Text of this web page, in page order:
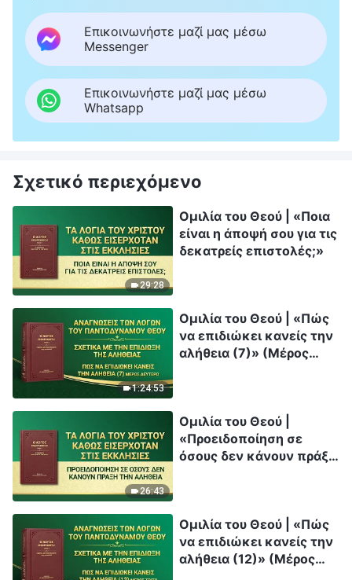
Επικοινωνήστε μαζί μας μέσω
Messenger
Επικοινωνήστε μαζί μας μέσω
Whatsapp
Σχετικό περιεχόμενο
29:28
Ομιλία του Θεού | «Ποια
είναι η άποψή σου για τις
δεκατρείς επιστολές;»
1:24:53
Ομιλία του Θεού | «Πώς
να επιδιώκει κανείς την
αλήθεια (7)» (Μέρος
26:43
Ομιλία του Θεού |
«Προειδοποίηση σε
όσους δεν κάνουν πράξη
Ομιλία του Θεού | «Πώς
να επιδιώκει κανείς την
αλήθεια (12)» (Μέρος